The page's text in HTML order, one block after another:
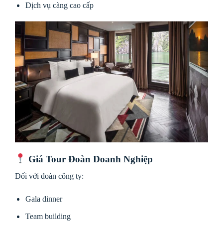
Dịch vụ càng cao cấp
Giá Tour Đoàn Doanh Nghiệp
Đối với đoàn công ty:
Gala dinner
Team building